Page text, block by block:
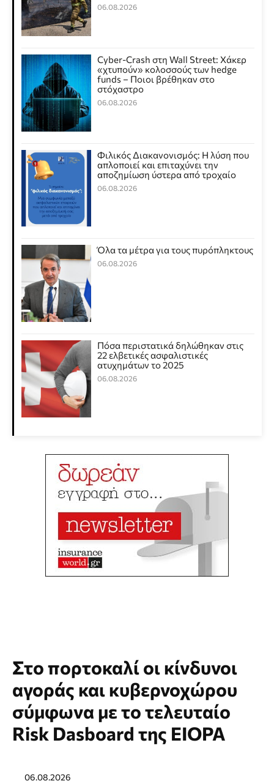
06.08.2026
Cyber-Crash στη Wall Street: Χάκερ
«χτυπούν» κολοσσούς των hedge
funds – Ποιοι βρέθηκαν στο
στόχαστρο
06.08.2026
Φιλικός Διακανονισμός: Η λύση που
απλοποιεί και επιταχύνει την
αποζημίωση ύστερα από τροχαίο
06.08.2026
Όλα τα μέτρα για τους πυρόπληκτους
06.08.2026
Πόσα περιστατικά δηλώθηκαν στις
22 ελβετικές ασφαλιστικές
ατυχημάτων το 2025
06.08.2026